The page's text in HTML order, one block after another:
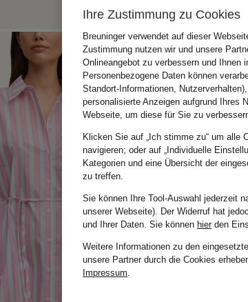
Ihre Zustimmung zu Cookies
Breuninger verwendet auf dieser
Zustimmung nutzen wir und unsere
Onlineangebot zu verbessern und Ihnen
Personenbezogene Daten können
Standort-Informationen,
personalisierte Anzeigen aufgrund Ihres
Webseite, um diese für Sie zu
Klicken Sie auf „Ich stimme zu“ um alle
navigieren; oder auf „Individuelle
Kategorien und eine Übersicht der
zu treffen.
Sie können Ihre Tool-Auswahl jederzeit
unserer Webseite). Der Widerruf hat
und Ihrer Daten. Sie können hierden
Weitere Informationen zu den
unsere Partner durch die Cookies
Impressum.